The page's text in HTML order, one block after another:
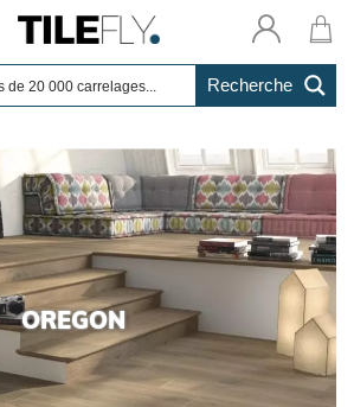
Recherche
OREGON